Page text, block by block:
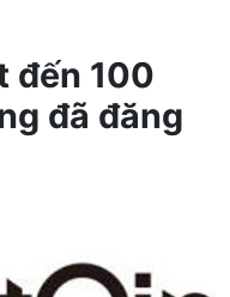
đến 100
đã đăng